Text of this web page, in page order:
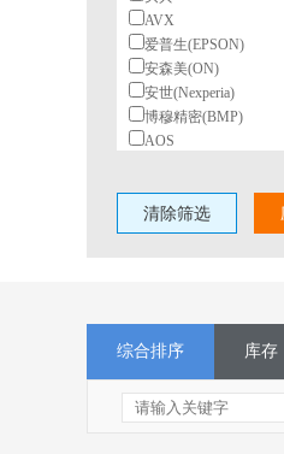
AVX
爱普生(EPSON)
安森美(ON)
安世(Nexperia)
博穆精密(BMP)
AOS
BeiQi
柏恩斯(BOURNS)
博林(BL)
东高志(TOCOS)
风华
国星光电
清除筛选
综合排序 库存